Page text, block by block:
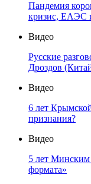
Пандемия
кризис, ЕАЭС
Видео
Русские
Дроздов
Видео
6 лет
признания?
Видео
5 лет Минским
формата»